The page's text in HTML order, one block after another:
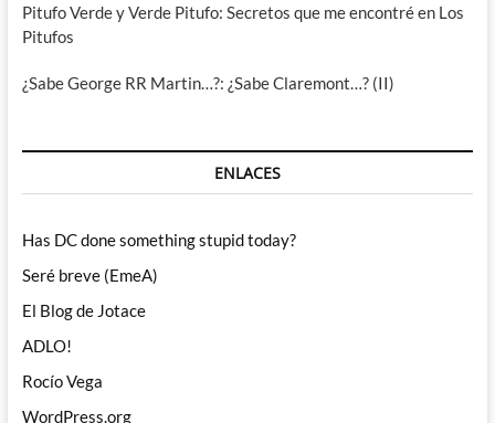
Pitufo Verde y Verde Pitufo: Secretos que me encontré en Los
Pitufos
¿Sabe George RR Martin…?: ¿Sabe Claremont…? (II)
ENLACES
Has DC done something stupid today?
Seré breve (EmeA)
El Blog de Jotace
ADLO!
Rocío Vega
WordPress.org